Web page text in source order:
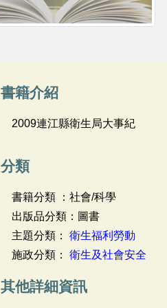
書籍介紹
2009連江縣衛生局大事紀
分類
書籍分類 ：社會/科學
出版品分類：圖書
主題分類： 衛生福利勞動
施政分類： 衛生及社會安全
其他詳細資訊